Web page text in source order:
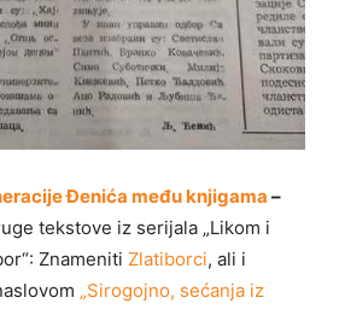
Đenića među knjigama –
tekstove iz serijala „Likom i
Znameniti Zlatiborci, ali i
„Sirogojno, sećanja iz